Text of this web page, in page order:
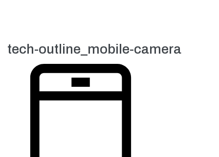
Onze merken
tech-outline_mobile-camera